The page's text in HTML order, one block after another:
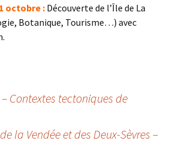
octobre : Découverte de l’Île de La
Botanique, Tourisme…) avec
Contextes tectoniques de
la Vendée et des Deux-Sèvres –